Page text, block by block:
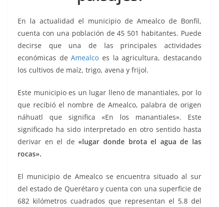
k
En la actualidad el municipio de Amealco de Bonfil,
cuenta con una población de 45 501 habitantes. Puede
decirse que una de las principales actividades
económicas deAmealco es la agricultura, destacando
los cultivos de maíz, trigo, avena y frijol.
Este municipio es un lugar lleno de manantiales, por lo
que recibió el nombre de Amealco, palabra de origen
náhuatl que significa «En los manantiales». Este
significado ha sido interpretado en otro sentido hasta
derivar en el de«lugar donde brota el agua de las
rocas».
El municipio de Amealco se encuentra situado al sur
del estado de Querétaro y cuenta con una superficie de
682 kilómetros cuadrados que representan el 5.8 del